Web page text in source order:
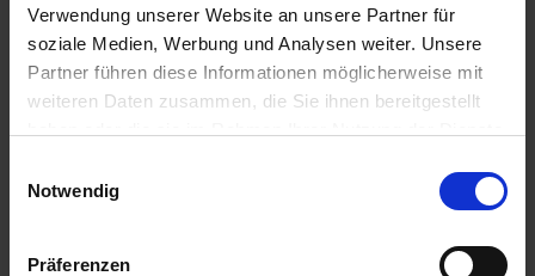
Verwendung unserer Website an unsere Partner für
soziale Medien, Werbung und Analysen weiter. Unsere
Partner führen diese Informationen möglicherweise mit
weiteren Daten zusammen, die Sie ihnen bereitgestellt
Notwendig
Präferenzen